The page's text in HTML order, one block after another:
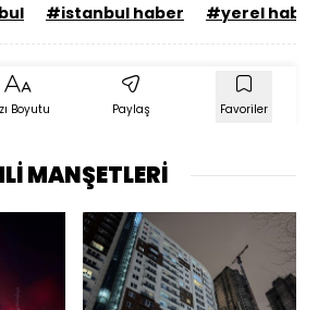
#istanbul haber #yerel haber
Boyutu Paylaş Favoriler
MANŞETLERİ